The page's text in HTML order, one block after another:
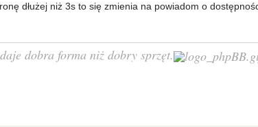
dłużej niż 3s to się zmienia na powiadom o
dobra forma niż dobry sprzęt.